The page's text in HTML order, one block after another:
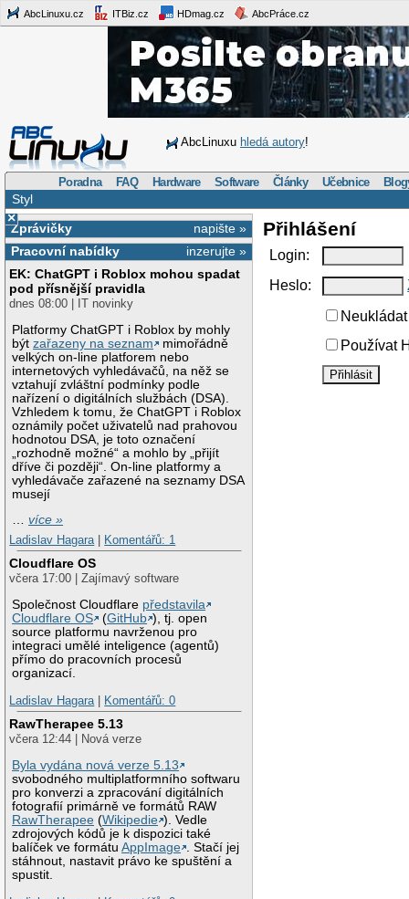
AbcLinuxu.cz ITBiz.cz HDmag.cz AbcPráce.cz
AbcLinuxu hledá autory!
Poradna FAQ Hardware Software Články Učebnice
Styl
×
napište »
Zprávičky
inzerujte »
Pracovní nabídky
EK: ChatGPT i Roblox mohou spadat
pod přísnější pravidla
dnes 08:00 | IT novinky
Platformy ChatGPT i Roblox by mohly
býtzařazeny na seznam
mimořádně
velkých on-line platforem nebo
internetových vyhledávačů, na něž se
vztahují zvláštní podmínky podle
nařízení o digitálních službách (DSA).
Vzhledem k tomu, že ChatGPT i Roblox
oznámily počet uživatelů nad prahovou
hodnotou DSA, je toto označení
„rozhodně možné“ a mohlo by „přijít
dříve či později“. On-line platformy a
vyhledávače zařazené na seznamy DSA
musejí
…více »
Ladislav Hagara
Komentářů: 1
Cloudflare OS
včera 17:00 | Zajímavý software
Společnost Cloudflare představila
Cloudflare OS
(GitHub ), tj. open
source platformu navrženou pro
integraci umělé inteligence (agentů)
přímo do pracovních procesů
organizací.
Ladislav Hagara
Komentářů: 0
RawTherapee 5.13
včera 12:44 | Nová verze
Byla vydána nová verze 5.13
svobodného multiplatformního softwaru
pro konverzi a zpracování digitálních
fotografií primárně ve formátů RAW
RawTherapee (Wikipedie ). Vedle
zdrojových kódů je k dispozici také
balíček ve formátuAppImage . Stačí jej
stáhnout, nastavit právo ke spuštění a
spustit.
Přihlášení
Login:
Heslo:
Používat